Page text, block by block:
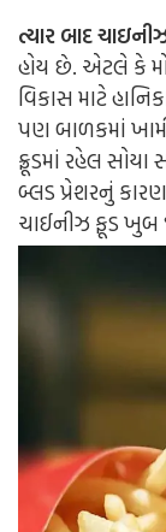
ત્યાર બાદ
હોય છે. એટલે કે
વિકાસ માટે
પણ બાળકમાં
ફ્રૂડમાં રહેલ
બ્લડ પ્રેશરનું
ચાઈનીઝ ફૂડ ખુબ